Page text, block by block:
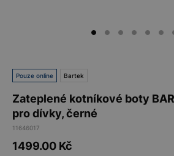
Pouze online Bartek
Zateplené kotníkové boty
pro dívky, černé
11646017
1499.00 Kč